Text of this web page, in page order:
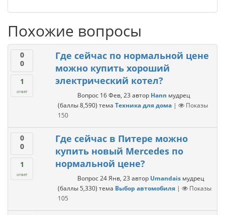
Похожие вопросы
0
0
1
ответ
Где сейчас по нормальной цене
можно купить хороший
электрический котел?
Вопрос 16 Фев, 23 автор Hann мудрец
(баллы8,590) тема Техника для дома |
Показы
150
0
0
1
ответ
Где сейчас в Питере можно
купить новый Mercedes по
нормальной цене?
Вопрос 24 Янв, 23 автор Umandais мудрец
(баллы5,330) тема Выбор автомобиля |
Показы
105